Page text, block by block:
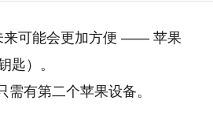
来可能会更加方便 —— 苹果
匙）。
有第二个苹果设备。